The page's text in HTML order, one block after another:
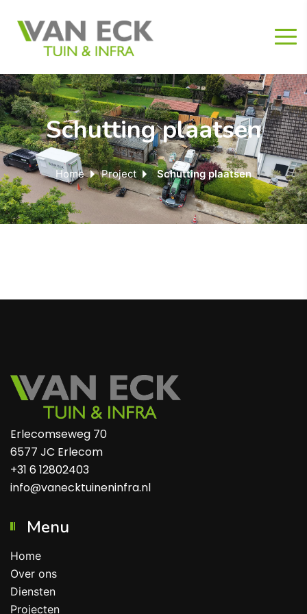
Schutting plaatsen
Home Project Schutting plaatsen
Erlecomseweg 70
6577 JC Erlecom
+31 6 12802403
info@vanecktuineninfra.nl
Menu
Home
Over ons
Diensten
Projecten